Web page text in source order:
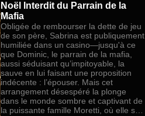
Noël Interdit du Parrain de la
Mafia
Obligée de rembourser la dette de jeu
de son père, Sabrina est publiquement
humiliée dans un casino—jusqu'à ce
que Dominic, le parrain de la mafia,
aussi séduisant qu’impitoyable, la
sauve en lui faisant une proposition
indécente : l’épouser. Mais cet
arrangement désespéré la plonge
dans le monde sombre et captivant de
la puissante famille Moretti, où elle se